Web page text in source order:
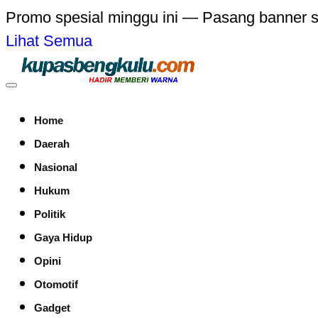
Promo spesial minggu ini — Pasang banner
Lihat Semua
Home
Daerah
Nasional
Hukum
Politik
Gaya Hidup
Opini
Otomotif
Gadget